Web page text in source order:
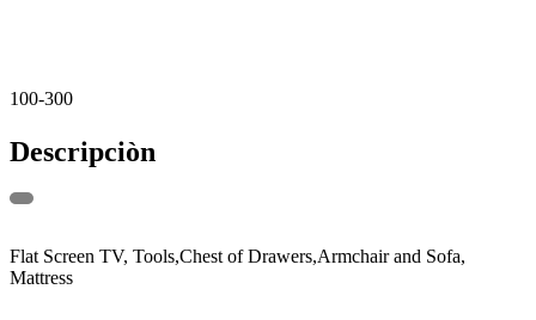
100-300
Descripciòn
Flat Screen TV, Tools,Chest of Drawers,Armchair and Sofa,
Mattress